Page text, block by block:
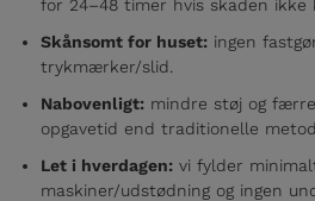
for 24–48 timer hvis skaden ikke
Skånsomt for huset: ingen
trykmærker/slid.
Nabovenligt: mindre støj og
opgavetid end traditionelle
Let i hverdagen: vi fylder
maskiner/udstødning og ingen